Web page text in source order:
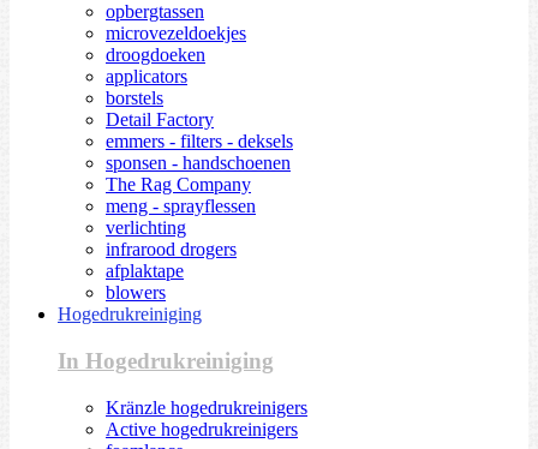
opbergtassen
microvezeldoekjes
droogdoeken
applicators
borstels
Detail Factory
emmers - filters - deksels
sponsen - handschoenen
The Rag Company
meng - sprayflessen
verlichting
infrarood drogers
afplaktape
blowers
Hogedrukreiniging
In Hogedrukreiniging
Kränzle hogedrukreinigers
Active hogedrukreinigers